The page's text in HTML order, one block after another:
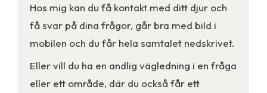
Hos mig kan du få kontakt med ditt djur och
få svar på dina frågor, går bra med bild i
mobilen och du får hela samtalet nedskrivet.
Eller vill du ha en andlig vägledning i en fråga
eller ett område, där du också får ett